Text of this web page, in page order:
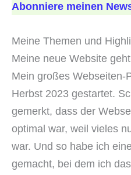
Abonniere meinen
Meine Themen und
Meine neue Website
Mein großes Webseiten-
Herbst 2023 gestartet.
gemerkt, dass der
optimal war, weil vieles
war. Und so habe ich
gemacht, bei dem ich